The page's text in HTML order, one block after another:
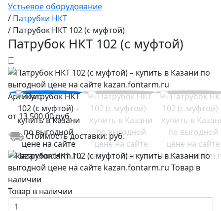
Устьевое оборудование
/ Патрубки НКТ
/ Патрубок НКТ 102 (с муфтой)
Патрубок НКТ 102 (с муфтой)
Артикул:
от13 500,00руб.
Стоимость доставки:руб.
Товар в наличии